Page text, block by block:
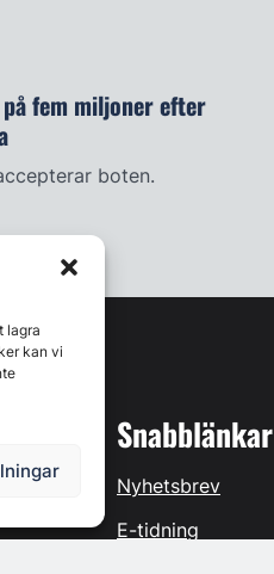
lagra
kan vi
på fem miljoner efter
boten.
Snabblänkar
Nyhetsbrev
E-tidning